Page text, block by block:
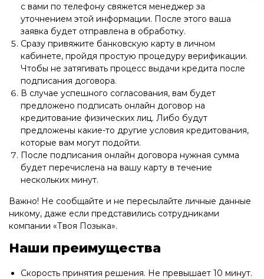
с вами по телефону свяжется менеджер за
уточнением этой информации. После этого ваша
заявка будет отправлена в обработку.
Сразу привяжите банковскую карту в личном
кабинете, пройдя простую процедуру верификации.
Чтобы не затягивать процесс выдачи кредита после
подписания договора.
В случае успешного согласования, вам будет
предложено подписать онлайн договор на
кредитование физических лиц. Либо будут
предложены какие-то другие условия кредитования,
которые вам могут подойти.
После подписания онлайн договора нужная сумма
будет перечислена на вашу карту в течение
нескольких минут.
Важно! Не сообщайте и не пересылайте личные данные
никому, даже если представились сотрудниками
компании «Твоя Позыка».
Наши преимущества
Скорость принятия решения. Не превышает 10 минут.